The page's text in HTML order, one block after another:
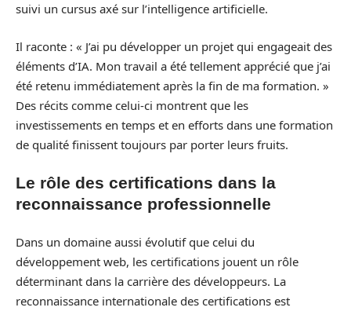
suivi un cursus axé sur l’intelligence artificielle.
Il raconte : « J’ai pu développer un projet qui engageait des
éléments d’IA. Mon travail a été tellement apprécié que j’ai
été retenu immédiatement après la fin de ma formation. »
Des récits comme celui-ci montrent que les
investissements en temps et en efforts dans une formation
de qualité finissent toujours par porter leurs fruits.
Le rôle des certifications dans la
reconnaissance professionnelle
Dans un domaine aussi évolutif que celui du
développement web, les certifications jouent un rôle
déterminant dans la carrière des développeurs. La
reconnaissance internationale des certifications est